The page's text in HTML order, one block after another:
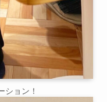
ション！